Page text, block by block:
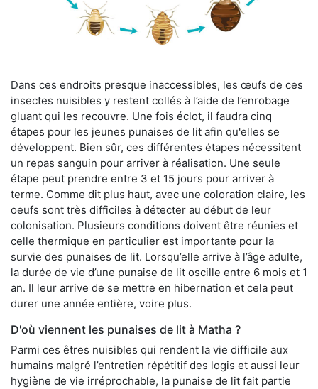
Dans ces endroits presque inaccessibles, les œufs de ces
insectes nuisibles y restent collés à l’aide de l’enrobage
gluant qui les recouvre. Une fois éclot, il faudra cinq
étapes pour les jeunes punaises de lit afin qu'elles se
développent. Bien sûr, ces différentes étapes nécessitent
un repas sanguin pour arriver à réalisation. Une seule
étape peut prendre entre 3 et 15 jours pour arriver à
terme. Comme dit plus haut, avec une coloration claire, les
oeufs sont très difficiles à détecter au début de leur
colonisation. Plusieurs conditions doivent être réunies et
celle thermique en particulier est importante pour la
survie des punaises de lit. Lorsqu’elle arrive à l’âge adulte,
la durée de vie d’une punaise de lit oscille entre 6 mois et 1
an. Il leur arrive de se mettre en hibernation et cela peut
durer une année entière, voire plus.
D'où viennent les punaises de lit à Matha ?
Parmi ces êtres nuisibles qui rendent la vie difficile aux
humains malgré l’entretien répétitif des logis et aussi leur
hygiène de vie irréprochable, la punaise de lit fait partie